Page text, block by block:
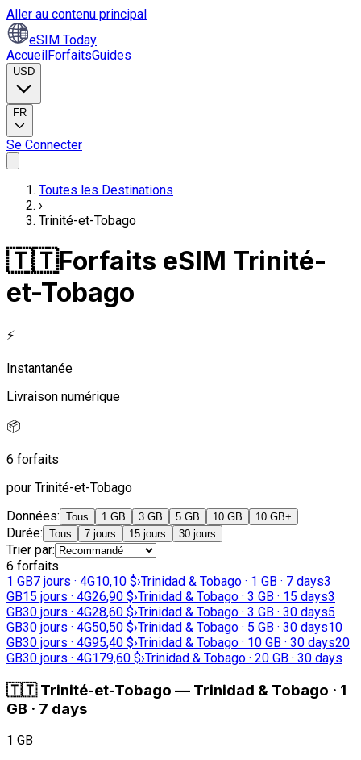
Aller au contenu principal
eSIM Today
AccueilForfaitsGuides
USD
FR
Se Connecter
Toutes les Destinations
›
Trinité-et-Tobago
🇹🇹Forfaits eSIM Trinité-
et-Tobago
⚡
Instantanée
Livraison numérique
📦
6 forfaits
pour Trinité-et-Tobago
Données: Tous 1 GB 3 GB 5 GB 10 GB 10 GB+
Durée: Tous 7 jours 15 jours 30 jours
Trier par:
6 forfaits
1 GB7 jours · 4G10,10 $›Trinidad & Tobago · 1 GB · 7 days3
GB15 jours · 4G26,90 $›Trinidad & Tobago · 3 GB · 15 days3
GB30 jours · 4G28,60 $›Trinidad & Tobago · 3 GB · 30 days5
GB30 jours · 4G50,50 $›Trinidad & Tobago · 5 GB · 30 days10
GB30 jours · 4G95,40 $›Trinidad & Tobago · 10 GB · 30 days20
GB30 jours · 4G179,60 $›Trinidad & Tobago · 20 GB · 30 days
🇹🇹 Trinité-et-Tobago — Trinidad & Tobago · 1
GB · 7 days
1 GB